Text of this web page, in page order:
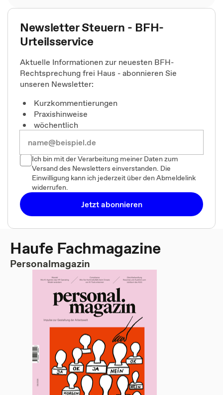
Newsletter Steuern - BFH-
Urteilsservice
Aktuelle Informationen zur neuesten BFH-
Rechtsprechung frei Haus - abonnieren Sie
unseren Newsletter:
Kurzkommentierungen
Praxishinweise
wöchentlich
Ich bin mit der Verarbeitung meiner Daten zum
Versand des Newsletters einverstanden. Die
Einwilligung kann ich jederzeit über den Abmeldelink
widerrufen.
Jetzt abonnieren
Haufe Fachmagazine
Personalmagazin